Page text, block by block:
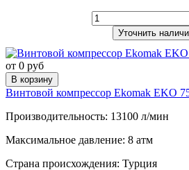
Уточнить
от 0 руб
В корзину
Винтовой компрессор Ekomak EKO
Производительность: 13100 л/мин
Максимальное давление: 8 атм
Страна происхождения: Турция